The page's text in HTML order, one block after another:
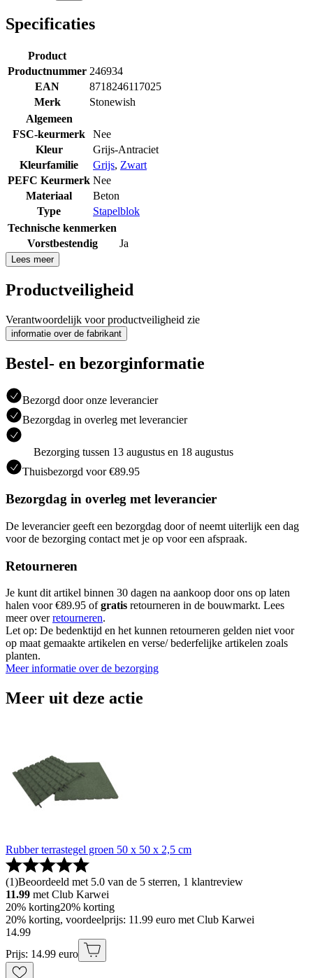
Specificaties
Product
Productnummer 246934
EAN
8718246117025
Merk
Stonewish
Algemeen
FSC-keurmerk
Nee
Kleur
Grijs-Antraciet
Kleurfamilie
Grijs, Zwart
PEFC Keurmerk Nee
Materiaal
Beton
Type
Stapelblok
Technische kenmerken
Vorstbestendig
Ja
Lees meer
Productveiligheid
Verantwoordelijk voor productveiligheid zie
informatie over de fabrikant
Bestel- en bezorginformatie
Bezorgd door onze leverancier
Bezorgdag in overleg met leverancier
Bezorging tussen 13 augustus en 18 augustus
Thuisbezorgd voor €89.95
Bezorgdag in overleg met leverancier
De leverancier geeft een bezorgdag door of neemt uiterlijk een dag
voor de bezorging contact met je op voor een afspraak.
Retourneren
Je kunt dit artikel binnen 30 dagen na aankoop door ons op laten
halen voor €89.95 ofgratis retourneren in de bouwmarkt. Lees
meer overretourneren.
Let op: De bedenktijd en het kunnen retourneren gelden niet voor
op maat gemaakte artikelen en verse/ bederfelijke artikelen zoals
planten.
Meer informatie over de bezorging
Meer uit deze actie
Rubber terrastegel groen 50 x 50 x 2,5 cm
(1)Beoordeeld met 5.0 van de 5 sterren, 1 klantreview
11.99 met Club Karwei
20% korting20% korting
20% korting, voordeelprijs: 11.99 euro met Club Karwei
14.99
Prijs: 14.99 euro